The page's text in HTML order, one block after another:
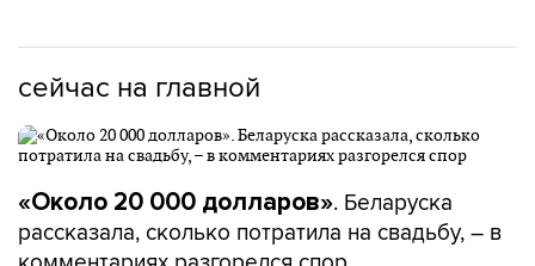
сейчас на главной
«Около 20 000 долларов». Беларуска
рассказала, сколько потратила на свадьбу, – в